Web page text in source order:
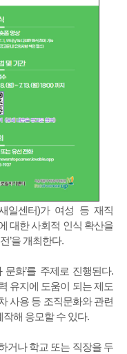
일센터)가 여성 등 재직
대한 사회적 인식 확산을
’을 개최한다.
화’를 주제로 진행된다.
유지에 도움이 되는 제도
사용 등 조직문화와 관련
해 응모할 수 있다.
거나 학교 또는 직장을 두